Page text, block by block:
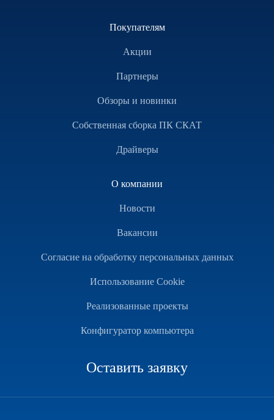
Покупателям
Акции
Партнеры
Обзоры и новинки
Собственная сборка ПК СКАТ
Драйверы
О компании
Новости
Вакансии
Согласие на обработку персональных данных
Использование Cookie
Реализованные проекты
Конфигуратор компьютера
Оставить заявку